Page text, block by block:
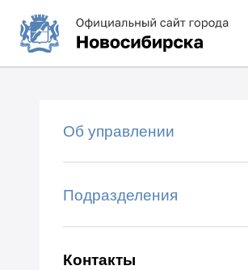
Об управлении
Подразделения
Контакты